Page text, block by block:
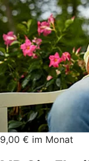
9,00 € im Monat